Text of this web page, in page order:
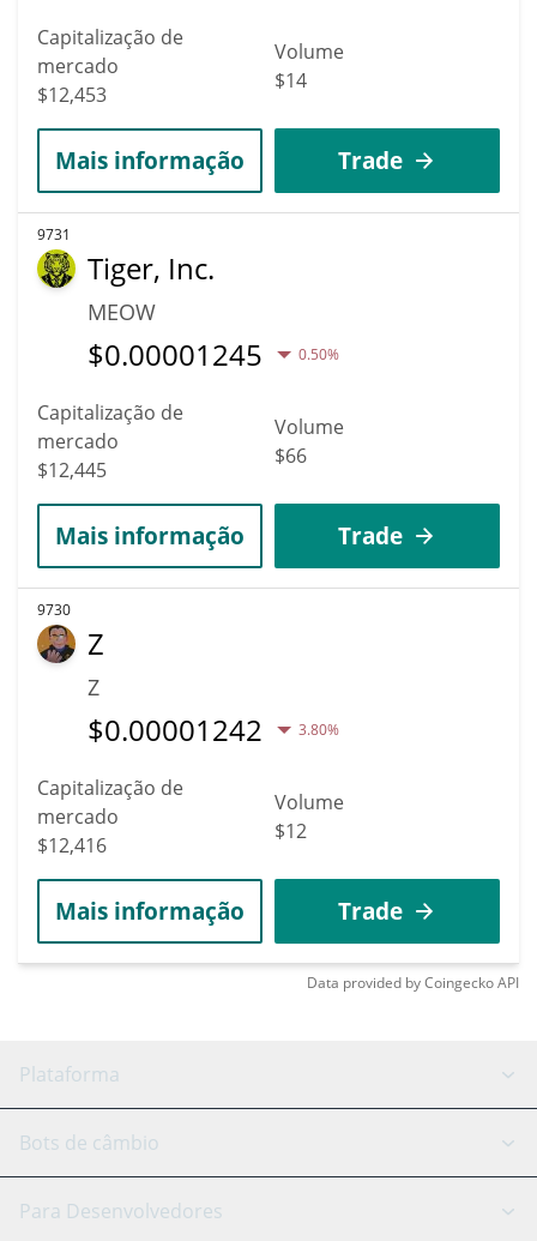
Capitalização de
mercado
$12,453
Volume
$14
Mais informação Trade
9731
Tiger, Inc.
MEOW
$0.00001245 0.50%
Capitalização de
mercado
$12,445
Volume
$66
Mais informação Trade
9730
Z
Z
$0.00001242 3.80%
Capitalização de
mercado
$12,416
Volume
$12
Mais informação Trade
Data provided byCoingeckoAPI
Plataforma
Bot GRID
Bots de câmbio
Binance
Para Desenvolvedores